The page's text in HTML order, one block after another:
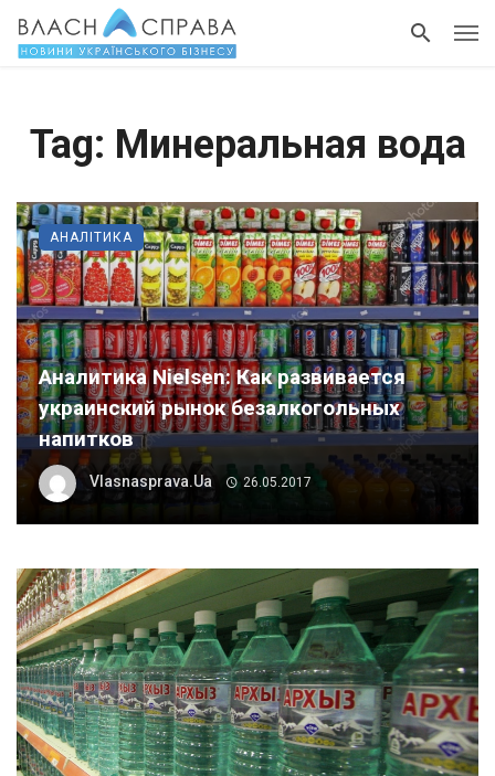
Tag: Минеральная вода
Аналитика Nielsen: Как развивается
украинский рынок безалкогольных
напитков
Vlasnasprava.ua 26.05.2017
АНАЛІТИКА